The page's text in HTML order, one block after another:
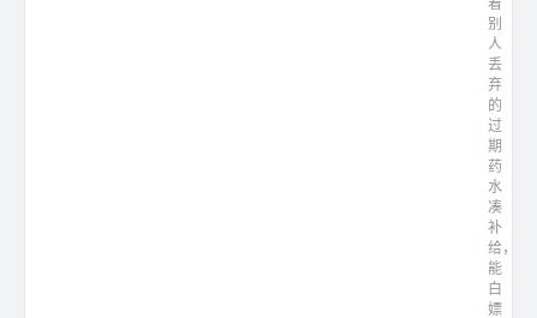
别
人
丢
弃
的
过
期
药
水
凑
补
给，
能
白
嫖